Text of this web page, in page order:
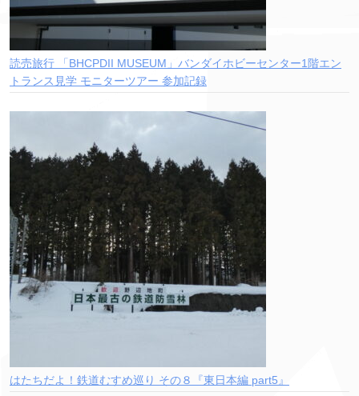
読売旅行 「BHCPDII MUSEUM」バンダイホビーセンター1階エン
トランス見学 モニターツアー 参加記録
はたちだよ！鉄道むすめ巡り その８『東日本編 part5』